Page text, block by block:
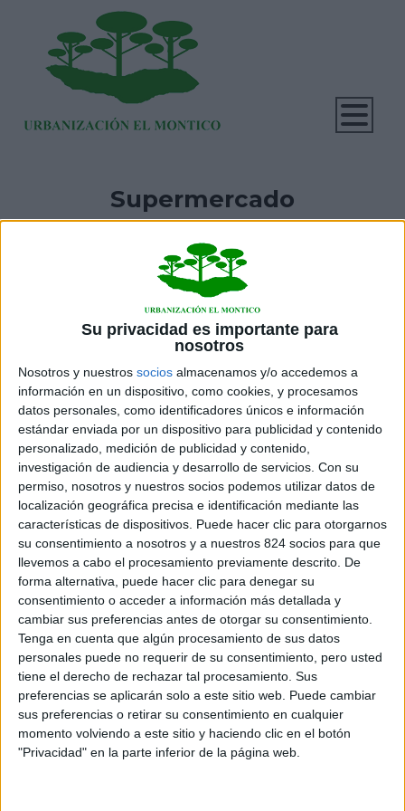
Su privacidad es importante para
nosotros
Nosotros y nuestros socios almacenamos y/o accedemos a
información en un dispositivo, como cookies, y procesamos
datos personales, como identificadores únicos e información
estándar enviada por un dispositivo para publicidad y contenido
personalizado, medición de publicidad y contenido,
investigación de audiencia y desarrollo de servicios. Con su
permiso, nosotros y nuestros socios podemos utilizar datos de
localización geográfica precisa e identificación mediante las
características de dispositivos. Puede hacer clic para otorgarnos
su consentimiento a nosotros y a nuestros 824 socios para que
llevemos a cabo el procesamiento previamente descrito. De
forma alternativa, puede hacer clic para denegar su
consentimiento o acceder a información más detallada y
cambiar sus preferencias antes de otorgar su consentimiento.
Tenga en cuenta que algún procesamiento de sus datos
personales puede no requerir de su consentimiento, pero usted
tiene el derecho de rechazar tal procesamiento. Sus
preferencias se aplicarán solo a este sitio web. Puede cambiar
sus preferencias o retirar su consentimiento en cualquier
momento volviendo a este sitio y haciendo clic en el botón
"Privacidad" en la parte inferior de la página web.
Supermercado
El supermercado está situado en la Avenida Valladolid, al
lado de la Casa del Conde. Dispone de aparcamiento
para vehículos y bicicletas.
HORARIO DE VERANO (desde el 19 de junio):
De lunes a domingo de 10h a 15h
CONÓCENOS
Orígenes e Historia